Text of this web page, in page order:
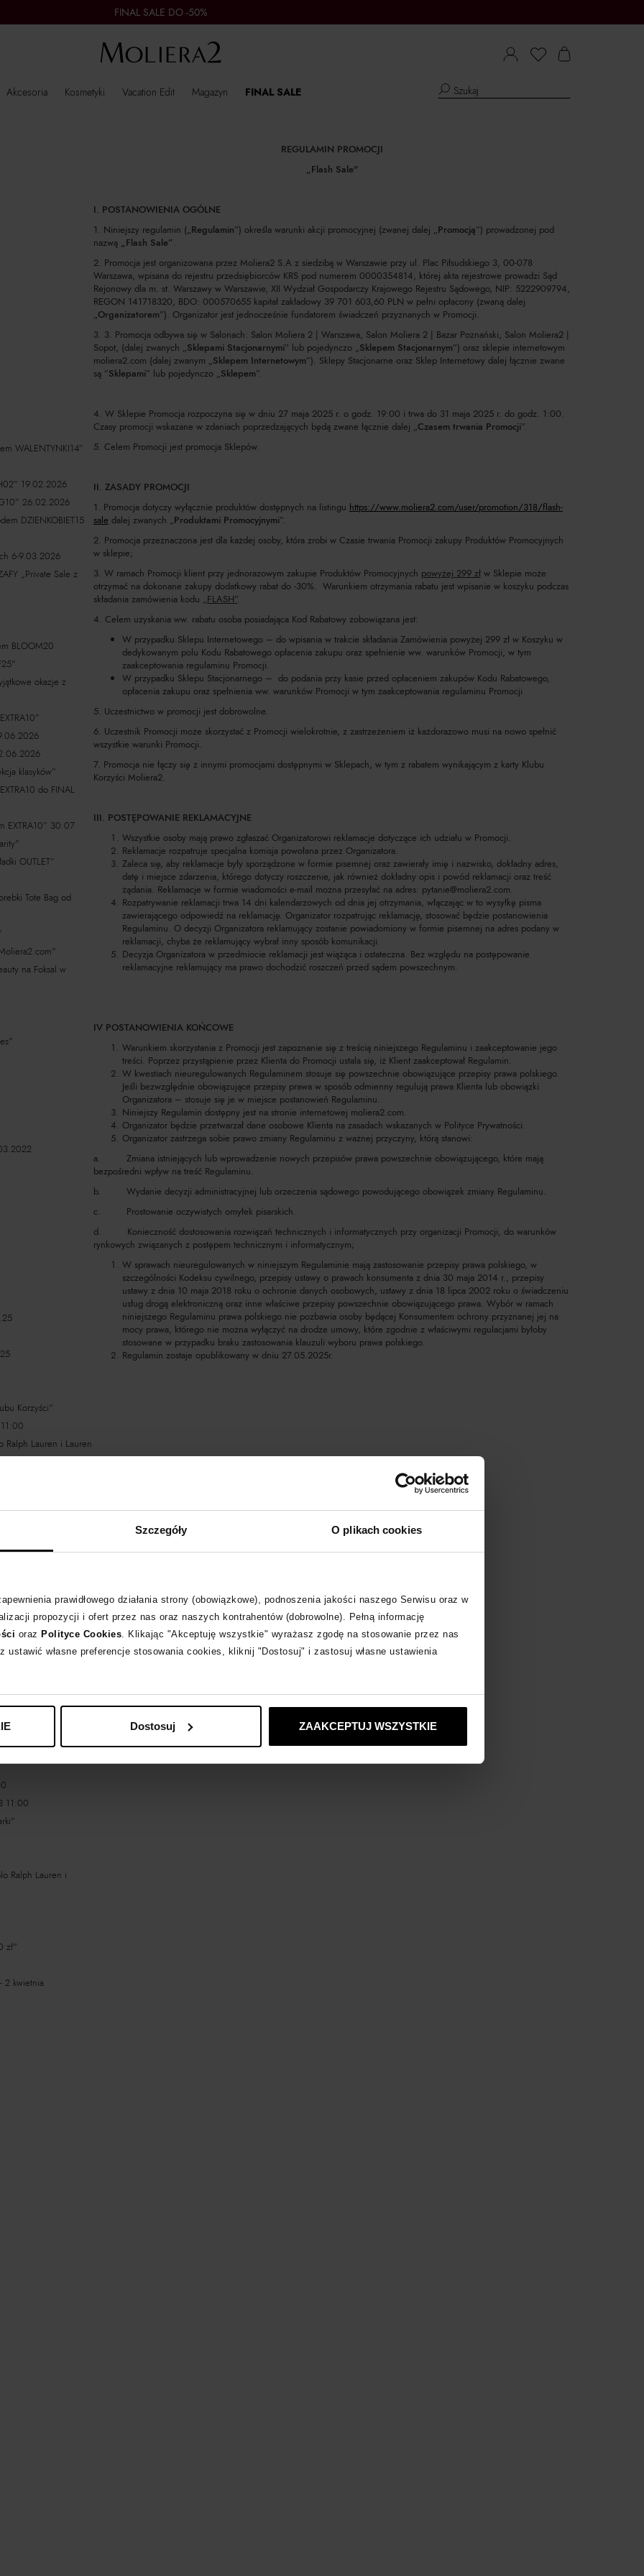
Szczegóły O plikach cookies
prawidłowego działania strony (obowiązkowe), podnoszenia jakości naszego Serwisu oraz w
propozycji i ofert przez nas oraz naszych kontrahentów (dobrowolne). Pełną informację
oraz Polityce Cookies. Klikając "Akceptuję wszystkie" wyrażasz zgodę na stosowanie przez nas
własne preferencje stosowania cookies, kliknij "Dostosuj" i zastosuj własne ustawienia
Dostosuj ZAAKCEPTUJ WSZYSTKIE
FINAL SALE DO -50%
Akcesoria Kosmetyki Vacation Edit Magazyn FINAL SALE
WALENTYNKI14”
19.02.2026
26.02.2026
DZIENKOBIET15
6-9.03.2026
„Private Sale z
BLOOM20
okazje z
klasyków”
do FINAL
EXTRA10” 30.07
OUTLET”
Tote Bag od
na Foksal w
Korzyści"
Ralph Lauren i Lauren
25.02 - 26.02
Korzyści"
nowości”
oraz Tory
Lauren i Lauren by
11:00
Ralph Lauren i
zł"
2 kwietnia
REGULAMIN PROMOCJI
„Flash Sale"
I. POSTANOWIENIA OGÓLNE
1. Niniejszy regulamin („Regulamin”) określa warunki akcji promocyjnej (zwanej dalej „Promocją”) prowadzonej pod
nazwą „Flash Sale”.
2. Promocja jest organizowana przez Moliera2 S.A z siedzibą w Warszawie przy ul. Plac Piłsudskiego 3, 00-078
Warszawa, wpisana do rejestru przedsiębiorców KRS pod numerem 0000354814, której akta rejestrowe prowadzi Sąd
Rejonowy dla m. st. Warszawy w Warszawie, XII Wydział Gospodarczy Krajowego Rejestru Sądowego, NIP: 5222909794,
REGON 141718320, BDO: 000570655 kapitał zakładowy 39 701 603,60 PLN w pełni opłacony (zwaną dalej
„Organizatorem”). Organizator jest jednocześnie fundatorem świadczeń przyznanych w Promocji.
3. 3. Promocja odbywa się w Salonach: Salon Moliera 2 | Warszawa, Salon Moliera 2 | Bazar Poznański, Salon Moliera2 |
Sopot, (dalej zwanych „Sklepami Stacjonarnymi” lub pojedynczo „Sklepem Stacjonarnym”) oraz sklepie internetowym
moliera2.com (dalej zwanym „Sklepem Internetowym”). Sklepy Stacjonarne oraz Sklep Internetowy dalej łącznie zwane
są ”Sklepami” lub pojedynczo „Sklepem”.
4. W Sklepie Promocja rozpoczyna się w dniu 27 maja 2025 r. o godz. 19:00 i trwa do 31 maja 2025 r. do godz. 1:00.
Czasy promocji wskazane w zdaniach poprzedzających będą zwane łącznie dalej „Czasem trwania Promocji”.
5. Celem Promocji jest promocja Sklepów.
II. ZASADY PROMOCJI
1. Promocja dotyczy wyłącznie produktów dostępnych na listingu https://www.moliera2.com/user/promotion/318/flash-
sale dalej zwanych „Produktami Promocyjnymi”.
2. Promocja przeznaczona jest dla każdej osoby, która zrobi w Czasie trwania Promocji zakupy Produktów Promocyjnych
w sklepie;
3. W ramach Promocji klient przy jednorazowym zakupie Produktów Promocyjnych powyżej 299 złw Sklepie może
otrzymać na dokonane zakupy dodatkowy rabat do -30%. Warunkiem otrzymania rabatu jest wpisanie w koszyku podczas
składania zamówienia kodu „FLASH”.
4. Celem uzyskania ww. rabatu osoba posiadająca Kod Rabatowy zobowiązana jest:
W przypadku Sklepu Internetowego – do wpisania w trakcie składania Zamówienia powyżej 299 zł w Koszyku w
dedykowanym polu Kodu Rabatowego opłacenia zakupu oraz spełnienie ww. warunków Promocji, w tym
zaakceptowania regulaminu Promocji.
W przypadku Sklepu Stacjonarnego – do podania przy kasie przed opłaceniem zakupów Kodu Rabatowego,
opłacenia zakupu oraz spełnienia ww. warunków Promocji w tym zaakceptowania regulaminu Promocji
5. Uczestnictwo w promocji jest dobrowolne.
6. Uczestnik Promocji może skorzystać z Promocji wielokrotnie, z zastrzeżeniem iż każdorazowo musi na nowo spełnić
wszystkie warunki Promocji.
7. Promocja nie łączy się z innymi promocjami dostępnymi w Sklepach, w tym z rabatem wynikającym z karty Klubu
Korzyści Moliera2.
III. POSTĘPOWANIE REKLAMACYJNE
Wszystkie osoby mają prawo zgłaszać Organizatorowi reklamacje dotyczące ich udziału w Promocji.
Reklamacje rozpatruje specjalna komisja powołana przez Organizatora.
Zaleca się, aby reklamacje były sporządzone w formie pisemnej oraz zawierały imię i nazwisko, dokładny adres,
datę i miejsce zdarzenia, którego dotyczy roszczenie, jak również dokładny opis i powód reklamacji oraz treść
żądania. Reklamacje w formie wiadomości e-mail można przesyłać na adres: pytanie@moliera2.com.
Rozpatrywanie reklamacji trwa 14 dni kalendarzowych od dnia jej otrzymania, włączając w to wysyłkę pisma
zawierającego odpowiedź na reklamację. Organizator rozpatrując reklamację, stosować będzie postanowienia
Regulaminu. O decyzji Organizatora reklamujący zostanie powiadomiony w formie pisemnej na adres podany w
reklamacji, chyba że reklamujący wybrał inny sposób komunikacji.
Decyzja Organizatora w przedmiocie reklamacji jest wiążąca i ostateczna. Bez względu na postępowanie
reklamacyjne reklamujący ma prawo dochodzić roszczeń przed sądem powszechnym.
IV POSTANOWIENIA KOŃCOWE
Warunkiem skorzystania z Promocji jest zapoznanie się z treścią niniejszego Regulaminu i zaakceptowanie jego
treści. Poprzez przystąpienie przez Klienta do Promocji ustala się, iż Klient zaakceptował Regulamin.
W kwestiach nieuregulowanych Regulaminem stosuje się powszechnie obowiązujące przepisy prawa polskiego.
Jeśli bezwzględnie obowiązujące przepisy prawa w sposób odmienny regulują prawa Klienta lub obowiązki
Organizatora – stosuje się je w miejsce postanowień Regulaminu.
Niniejszy Regulamin dostępny jest na stronie internetowej moliera2.com.
Organizator będzie przetwarzał dane osobowe Klienta na zasadach wskazanych w Polityce Prywatności.
Organizator zastrzega sobie prawo zmiany Regulaminu z ważnej przyczyny, którą stanowi:
a. Zmiana istniejących lub wprowadzenie nowych przepisów prawa powszechnie obowiązującego, które mają
bezpośredni wpływ na treść Regulaminu.
b. Wydanie decyzji administracyjnej lub orzeczenia sądowego powodującego obowiązek zmiany Regulaminu.
c. Prostowanie oczywistych omyłek pisarskich.
d. Konieczność dostosowania rozwiązań technicznych i informatycznych przy organizacji Promocji, do warunków
rynkowych związanych z postępem technicznym i informatycznym;
W sprawach nieuregulowanych w niniejszym Regulaminie mają zastosowanie przepisy prawa polskiego, w
szczególności Kodeksu cywilnego, przepisy ustawy o prawach konsumenta z dnia 30 maja 2014 r., przepisy
ustawy z dnia 10 maja 2018 roku o ochronie danych osobowych, ustawy z dnia 18 lipca 2002 roku o świadczeniu
usług drogą elektroniczną oraz inne właściwe przepisy powszechnie obowiązującego prawa. Wybór w ramach
niniejszego Regulaminu prawa polskiego nie pozbawia osoby będącej Konsumentem ochrony przyznanej jej na
mocy prawa, którego nie można wyłączyć na drodze umowy, które zgodnie z właściwymi regulacjami byłoby
stosowane w przypadku braku zastosowania klauzuli wyboru prawa polskiego.
Regulamin zostaje opublikowany w dniu 27.05.2025r.